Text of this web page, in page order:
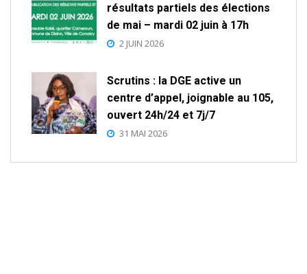
résultats partiels des élections
de mai – mardi 02 juin à 17h
2 JUIN 2026
Scrutins : la DGE active un
centre d’appel, joignable au 105,
ouvert 24h/24 et 7j/7
31 MAI 2026